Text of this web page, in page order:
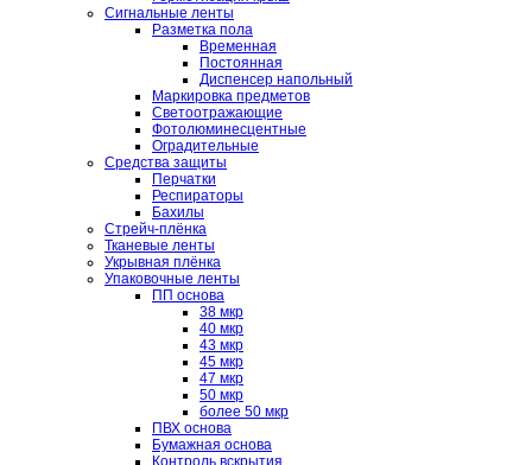
Сигнальные ленты
Разметка пола
Временная
Постоянная
Диспенсер напольный
Маркировка предметов
Светоотражающие
Фотолюминесцентные
Оградительные
Средства защиты
Перчатки
Респираторы
Бахилы
Стрейч-плёнка
Тканевые ленты
Укрывная плёнка
Упаковочные ленты
ПП основа
38 мкр
40 мкр
43 мкр
45 мкр
47 мкр
50 мкр
более 50 мкр
ПВХ основа
Бумажная основа
Контроль вскрытия